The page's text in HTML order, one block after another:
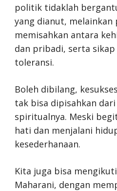
politik tidaklah
yang dianut, melainkan
memisahkan antara
dan pribadi, serta
toleransi.
Boleh dibilang,
tak bisa dipisahkan
spiritualnya. Meski
hati dan menjalani
kesederhanaan.
Kita juga bisa
Maharani, dengan